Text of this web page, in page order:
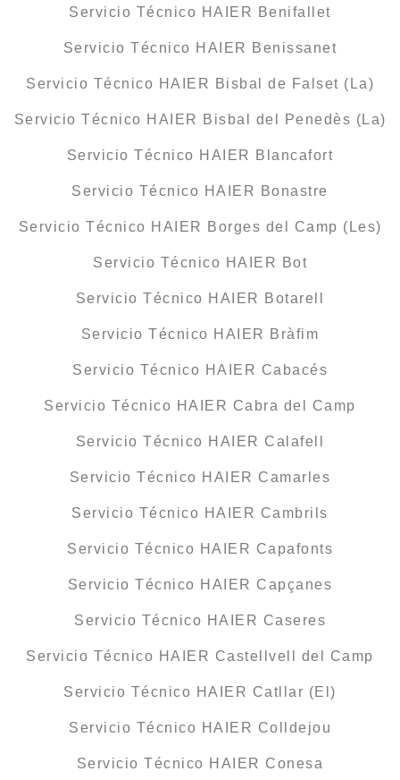
Servicio Técnico HAIER Benifallet
Servicio Técnico HAIER Benissanet
Servicio Técnico HAIER Bisbal de Falset (La)
Servicio Técnico HAIER Bisbal del Penedès (La)
Servicio Técnico HAIER Blancafort
Servicio Técnico HAIER Bonastre
Servicio Técnico HAIER Borges del Camp (Les)
Servicio Técnico HAIER Bot
Servicio Técnico HAIER Botarell
Servicio Técnico HAIER Bràfim
Servicio Técnico HAIER Cabacés
Servicio Técnico HAIER Cabra del Camp
Servicio Técnico HAIER Calafell
Servicio Técnico HAIER Camarles
Servicio Técnico HAIER Cambrils
Servicio Técnico HAIER Capafonts
Servicio Técnico HAIER Capçanes
Servicio Técnico HAIER Caseres
Servicio Técnico HAIER Castellvell del Camp
Servicio Técnico HAIER Catllar (El)
Servicio Técnico HAIER Colldejou
Servicio Técnico HAIER Conesa